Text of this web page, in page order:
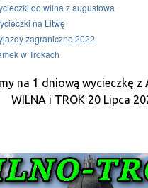
do wilna z augustowa
na Litwę
zagraniczne 2022
w Trokach
na 1 dniową wycieczkę z
WILNA i TROK 20 Lipca